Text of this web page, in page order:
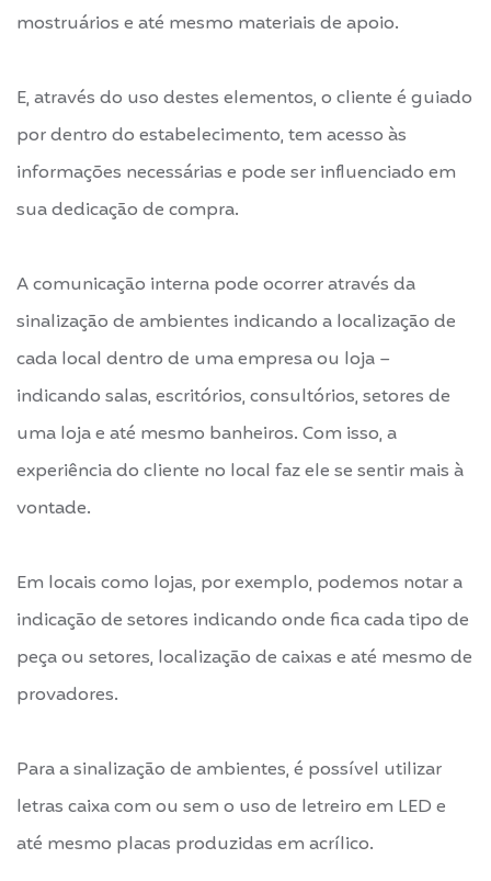
mostruários e até mesmo materiais de apoio.
E, através do uso destes elementos, o cliente é guiado
por dentro do estabelecimento, tem acesso às
informações necessárias e pode ser influenciado em
sua dedicação de compra.
A comunicação interna pode ocorrer através da
sinalização de ambientes indicando a localização de
cada local dentro de uma empresa ou loja –
indicando salas, escritórios, consultórios, setores de
uma loja e até mesmo banheiros. Com isso, a
experiência do cliente no local faz ele se sentir mais à
vontade.
Em locais como lojas, por exemplo, podemos notar a
indicação de setores indicando onde fica cada tipo de
peça ou setores, localização de caixas e até mesmo de
provadores.
Para a sinalização de ambientes, é possível utilizar
letras caixa com ou sem o uso de letreiro em LED e
até mesmo placas produzidas em acrílico.